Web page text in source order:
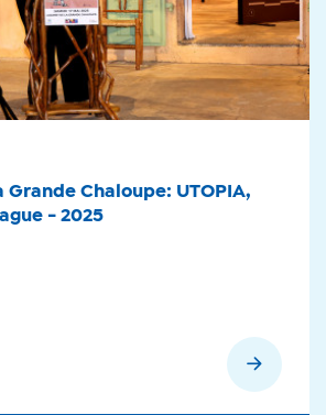
Grande Chaloupe: UTOPIA,
- 2025